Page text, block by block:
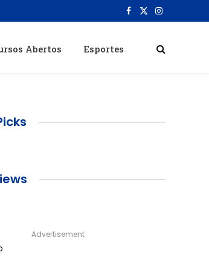
Facebook
X
Instagram
Abertos Esportes
Advertisement